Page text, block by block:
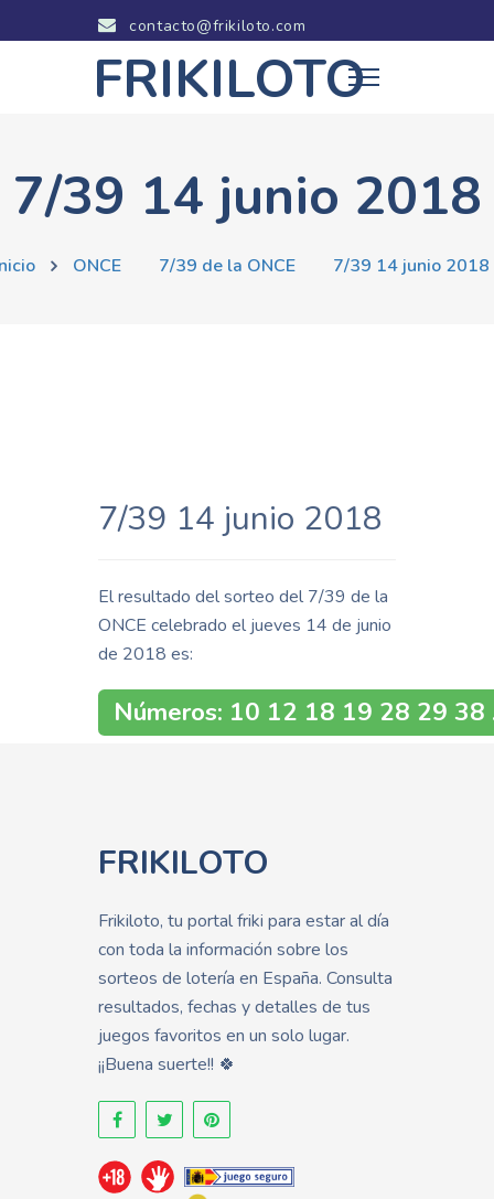
contacto@frikiloto.com
FRIKILOTO
7/39 14 junio 2018
ONCE 7/39 de la ONCE 7/39 14 junio 2018
7/39 14 junio 2018
El resultado del sorteo del 7/39 de la
ONCE celebrado el jueves 14 de junio
de 2018 es:
Números: 10 12 18 19 28 29 38
FRIKILOTO
Frikiloto, tu portal friki para estar al día
con toda la información sobre los
sorteos de lotería en España. Consulta
resultados, fechas y detalles de tus
juegos favoritos en un solo lugar.
¡¡Buena suerte!! 🍀